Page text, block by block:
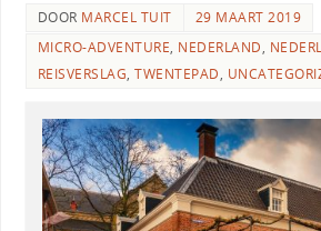
DOOR MARCEL TUIT
29 MAART 2019
MICRO-ADVENTURE, NEDERLAND,
REISVERSLAG,TWENTEPAD,